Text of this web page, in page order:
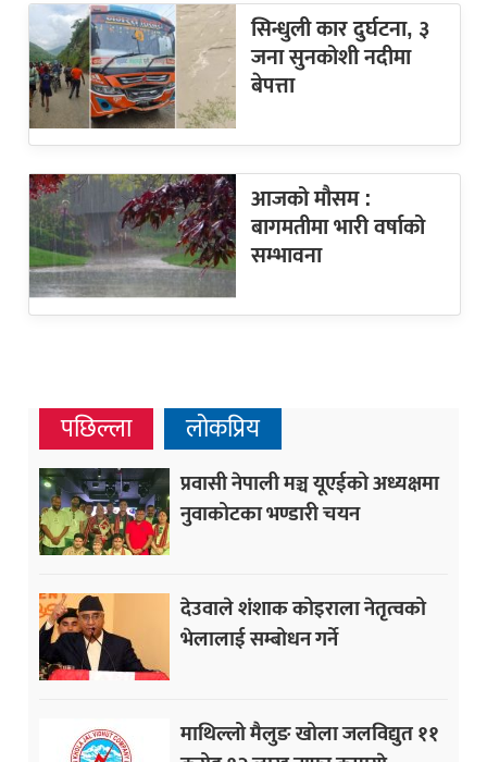
सिन्धुली कार दुर्घटना, ३
जना सुनकोशी नदीमा
बेपत्ता
आजको मौसम :
बागमतीमा भारी वर्षाको
सम्भावना
पछिल्ला लोकप्रिय
प्रवासी नेपाली मञ्च यूएईको अध्यक्षमा
नुवाकोटका भण्डारी चयन
देउवाले शंशाक कोइराला नेतृत्वको
भेलालाई सम्बोधन गर्ने
माथिल्लो मैलुङ खोला जलविद्युत ११